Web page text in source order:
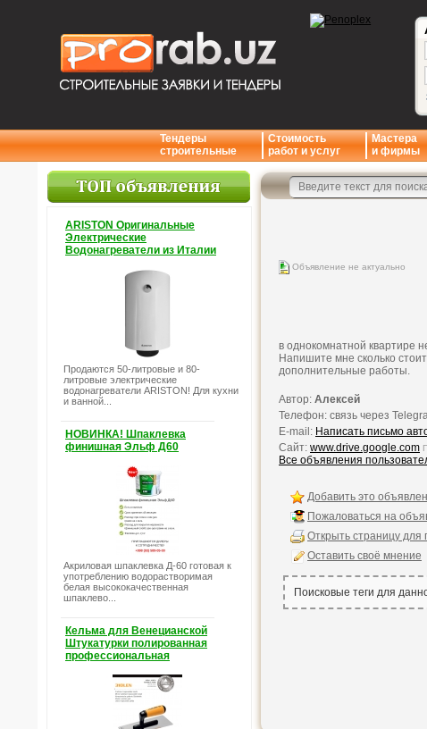
Тендеры
строительные
Стоимость
работ и услуг
Мастера
и фирмы
ARISTON Оригинальные
Электрические
Водонагреватели из Италии
Продаются 50-литровые и 80-
литровые электрические
водонагреватели ARISTON! Для кухни
и ванной...
НОВИНКА! Шпаклевка
финишная Эльф Д60
Акриловая шпаклевка Д-60 готовая к
употреблению водорастворимая
белая высококачественная
шпаклево...
Кельма для Венецианской
Штукатурки полированная
профессиональная
Объявление не актуально
в однокомнатной квартире
Напишите мне сколько
дополнительные работы.
Автор: Алексей
Телефон: связь через
E-mail: Написать письмо
Сайт: www.drive.google.com
Все объявления
Добавить это
Пожаловаться на
Открыть страницу для
Оставить своё мнение
Поисковые теги для